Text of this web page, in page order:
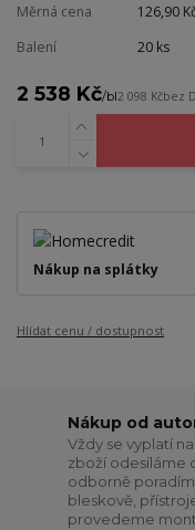
Měrná cena
126,90
Balení
20 ks
2 538 Kč/bl2 098 Kčbez
Nákup na splátky
Hlídat cenu / dostupnost
Nákup od
Vždy se vyplatí
zboží odesíláme
odborně
bleskově,
provedeme